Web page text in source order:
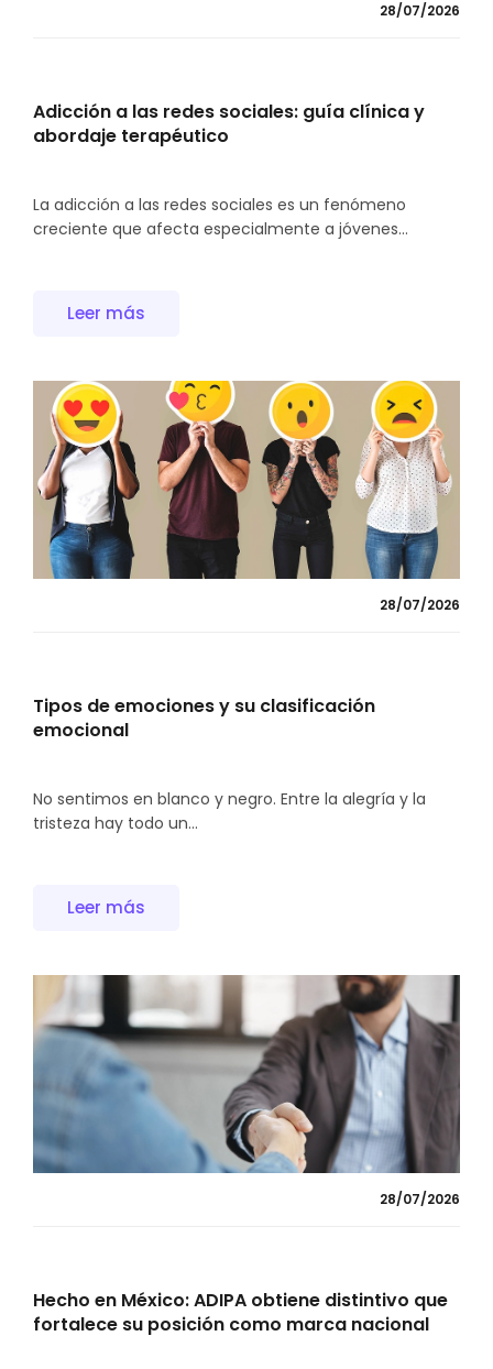
28/07/2026
Adicción a las redes sociales: guía clínica y
abordaje terapéutico
La adicción a las redes sociales es un fenómeno
creciente que afecta especialmente a jóvenes...
Leer más
28/07/2026
Tipos de emociones y su clasificación
emocional
No sentimos en blanco y negro. Entre la alegría y la
tristeza hay todo un...
Leer más
28/07/2026
Hecho en México: ADIPA obtiene distintivo que
fortalece su posición como marca nacional